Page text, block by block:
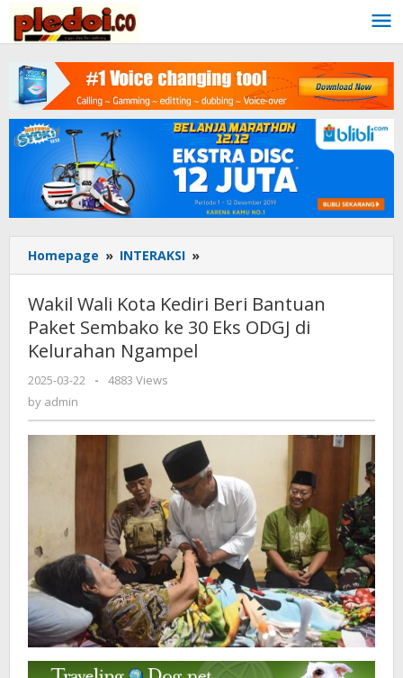
content
Homepage » INTERAKSI »
Wali
Kediri
Beri
30
Eks
ODGJ
di
Kelurahan
Ngampel
Wakil Wali Kota Kediri Beri Bantuan
Paket Sembako ke 30 Eks ODGJ di
Kelurahan Ngampel
2025-03-22
by
-
4883 Views
by admin